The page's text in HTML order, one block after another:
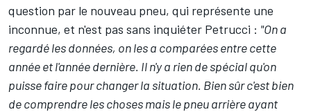
question par le nouveau pneu, qui représente une
inconnue, et n'est pas sans inquiéter Petrucci : "On a
regardé les données, on les a comparées entre cette
année et l'année dernière. Il n'y a rien de spécial qu'on
puisse faire pour changer la situation. Bien sûr c'est bien
de comprendre les choses mais le pneu arrière ayant